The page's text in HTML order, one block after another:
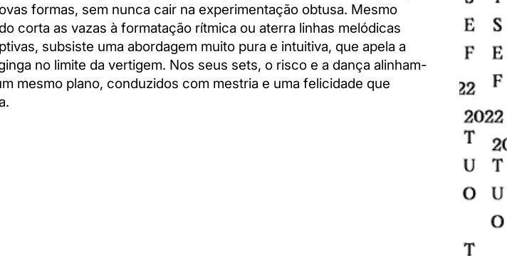
formas, sem nunca cair na experimentação obtusa. Mesmo
corta as vazas à formatação rítmica ou aterra linhas melódicas
subsiste uma abordagem muito pura e intuitiva, que apela a
no limite da vertigem. Nos seus sets, o risco e a dança alinham-
mesmo plano, conduzidos com mestria e uma felicidade que